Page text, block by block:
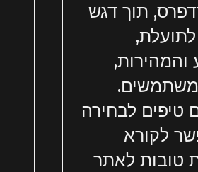
תוך דגש
והמהירות,
משתמשים.
טיפים לבחירה
לקורא
טובות לאתר